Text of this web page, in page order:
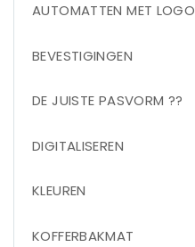
AUTOMATTEN MET LOGO
BEVESTIGINGEN
DE JUISTE PASVORM ??
DIGITALISEREN
KLEUREN
KOFFERBAKMAT